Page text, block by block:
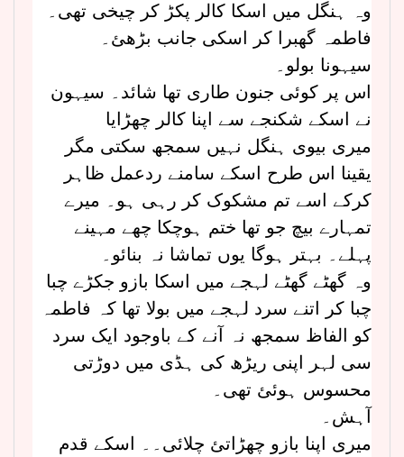
وہ ہنگل میں اسکا کالر پکڑ کر چیخی تھی۔
فاطمہ گھبرا کر اسکی جانب بڑھئ۔
سیہونا بولو۔
اس پر کوئی جنون طاری تھا شائد۔ سیہون
نے اسکے شکنجے سے اپنا کالر چھڑایا
میری بیوی ہنگل نہیں سمجھ سکتی مگر
یقینا اس طرح اسکے سامنے ردعمل ظاہر
کرکے اسے تم مشکوک کر رہی ہو۔ میرے
تمہارے بیچ جو تھا ختم ہوچکا چھے مہینے
پہلے۔ بہتر ہوگا یوں تماشا نہ بنائو۔
وہ گھٹے گھٹے لہجے میں اسکا بازو جکڑے چبا
چبا کر اتنے سرد لہجے میں بولا تھا کہ فاطمہ
کو الفاظ سمجھ نہ آنے کے باوجود ایک سرد
سی لہر اپنی ریڑھ کی ہڈی میں دوڑتی
محسوس ہوئئ تھی۔
آہش۔
میری اپنا بازو چھڑاتئ چلائی۔۔ اسکے قدم